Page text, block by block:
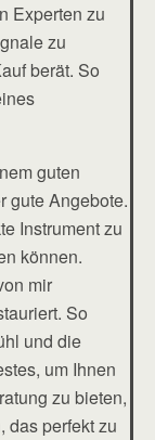
Experten zu
zu
berät. So
guten
gute Angebote.
Instrument zu
können.
mir
So
und die
um Ihnen
zu bieten,
das perfekt zu